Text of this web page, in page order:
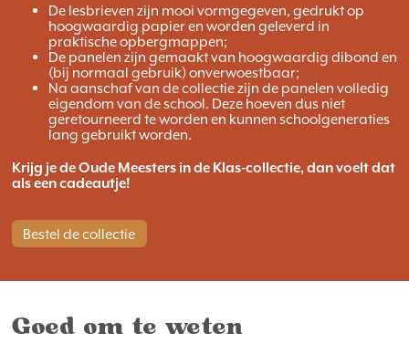
De lesbrieven zijn mooi vormgegeven, gedrukt op
hoogwaardig papier en worden geleverd in
praktische opbergmappen;
De panelen zijn gemaakt van hoogwaardig dibond en
(bij normaal gebruik) onverwoestbaar;
Na aanschaf van de collectie zijn de panelen volledig
eigendom van de school. Deze hoeven dus niet
geretourneerd te worden en kunnen schoolgeneraties
lang gebruikt worden.
Krijg je de Oude Meesters in de Klas-collectie, dan voelt dat
als een cadeautje!
Bestel de collectie
Goed om te weten